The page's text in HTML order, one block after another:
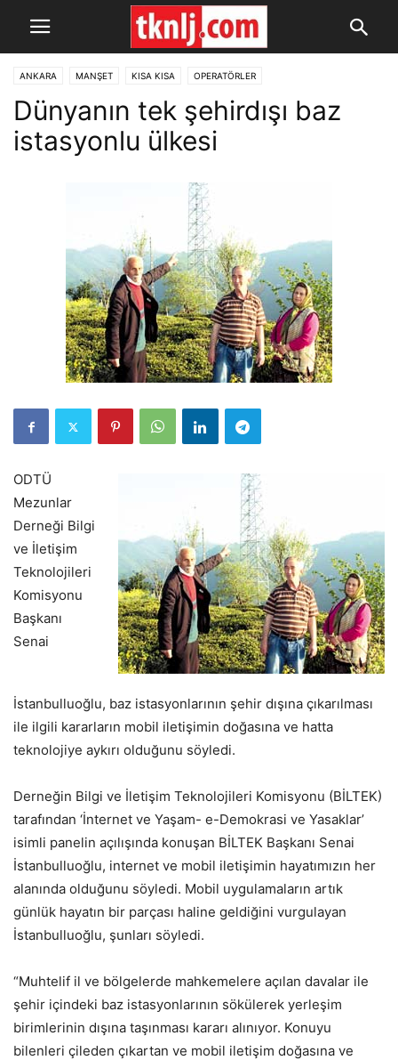
ANKARA MANŞET KISA KISA OPERATÖRLER
Dünyanın tek şehirdışı baz
istasyonlu ülkesi
ODTÜ
Mezunlar
Derneği Bilgi
ve İletişim
Teknolojileri
Komisyonu
Başkanı
Senai
İstanbulluoğlu, baz istasyonlarının şehir dışına çıkarılması
ile ilgili kararların mobil iletişimin doğasına ve hatta
teknolojiye aykırı olduğunu söyledi.
Derneğin Bilgi ve İletişim Teknolojileri Komisyonu (BİLTEK)
tarafından ‘İnternet ve Yaşam- e-Demokrasi ve Yasaklar’
isimli panelin açılışında konuşan BİLTEK Başkanı Senai
İstanbulluoğlu, internet ve mobil iletişimin hayatımızın her
alanında olduğunu söyledi. Mobil uygulamaların artık
günlük hayatın bir parçası haline geldiğini vurgulayan
İstanbulluoğlu, şunları söyledi.
“Muhtelif il ve bölgelerde mahkemelere açılan davalar ile
şehir içindeki baz istasyonlarının sökülerek yerleşim
birimlerinin dışına taşınması kararı alınıyor. Konuyu
bilenleri çileden çıkartan ve mobil iletişim doğasına ve